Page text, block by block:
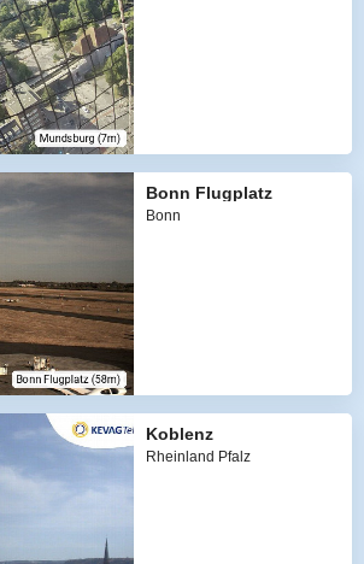
Bonn Flugplatz
Bonn
Koblenz
Rheinland Pfalz